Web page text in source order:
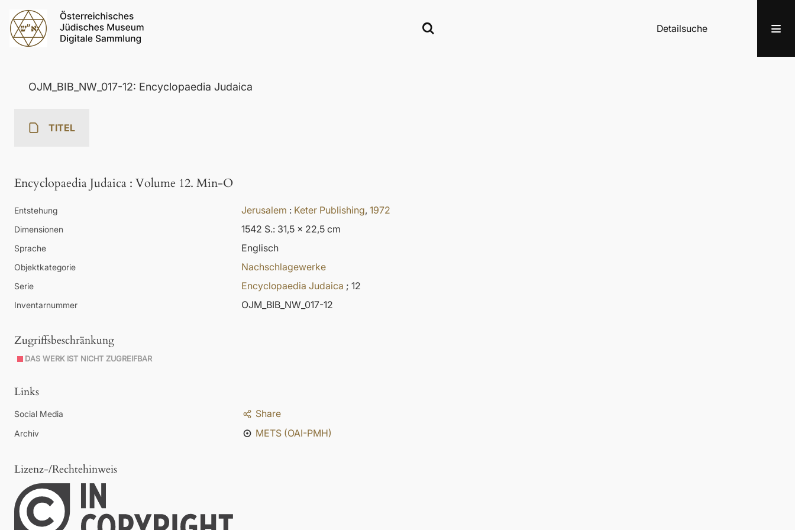
Detailsuche
OJM_BIB_NW_017-12: Encyclopaedia Judaica
TITEL
Encyclopaedia Judaica : Volume 12. Min-O
Entstehung Jerusalem : Keter Publishing, 1972
Dimensionen 1542 S.: 31,5 x 22,5 cm
Sprache Englisch
Objektkategorie Nachschlagewerke
Serie Encyclopaedia Judaica ; 12
Inventarnummer OJM_BIB_NW_017-12
Zugriffsbeschränkung
DAS WERK IST NICHT ZUGREIFBAR
Links
Social Media Share
Archiv METS (OAI-PMH)
Lizenz-/Rechtehinweis